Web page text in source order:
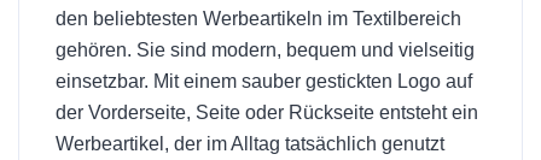
den beliebtesten Werbeartikeln im Textilbereich
gehören. Sie sind modern, bequem und vielseitig
einsetzbar. Mit einem sauber gestickten Logo auf
der Vorderseite, Seite oder Rückseite entsteht ein
Werbeartikel, der im Alltag tatsächlich genutzt